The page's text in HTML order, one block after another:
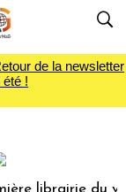
de la newsletter
été !
du voyage